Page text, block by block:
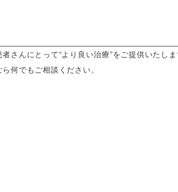
さんにとって“より良い治療”をご提供いたし
何でもご相談ください。